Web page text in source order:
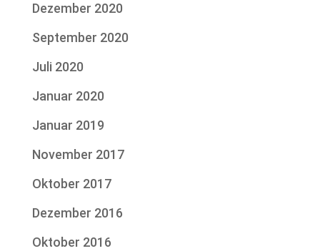
Dezember 2020
September 2020
Juli 2020
Januar 2020
Januar 2019
November 2017
Oktober 2017
Dezember 2016
Oktober 2016